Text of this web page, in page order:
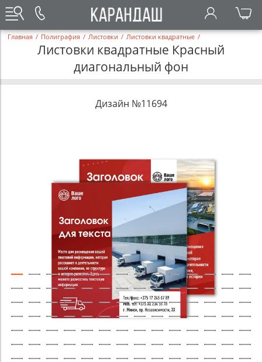
Главная / Полиграфия / Листовки / Листовки квадратные /
Листовки квадратные Красный
диагональный фон
Дизайн №11694